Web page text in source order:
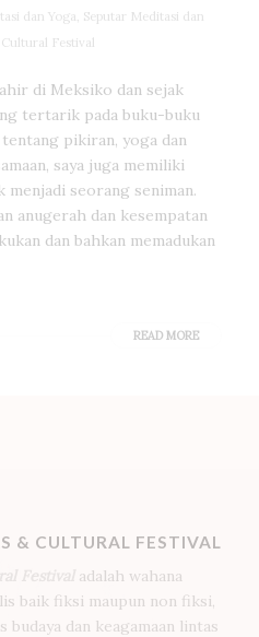
dan Yoga, Seputar Meditasi dan
Festival
di Meksiko dan sejak
tertarik pada buku-buku
pikiran, yoga dan
saya juga memiliki
menjadi seorang seniman.
anugerah dan kesempatan
dan bahkan memadukan
READ MORE
& CULTURAL FESTIVAL
adalah wahana
baik fiksi maupun non fiksi,
dan keagamaan lintas